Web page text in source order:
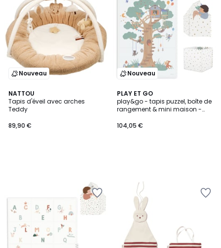
Nouveau
NATTOU
Tapis d'éveil avec arches
Teddy
89,90 €
Nouveau
PLAY ET GO
play&go - tapis puzzel, boîte de
rangement & mini maison -
104,05 €